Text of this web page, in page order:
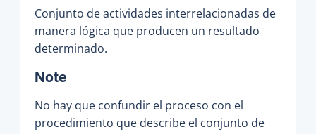
Conjunto de actividades interrelacionadas de
manera lógica que producen un resultado
determinado.
Note:
No hay que confundir el proceso con el
procedimiento que describe el conjunto de